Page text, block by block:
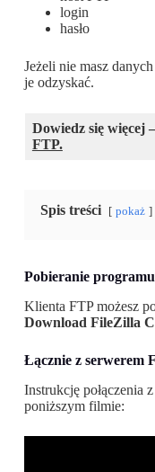
login
hasło
Jeżeli nie masz
je odzyskać.
Dowiedz się więcej –
FTP.
Spis treści pokaż
Pobieranie
Klienta FTP możesz
Download FileZilla
Łącznie z serwerem
Instrukcję połączenia
poniższym filmie: